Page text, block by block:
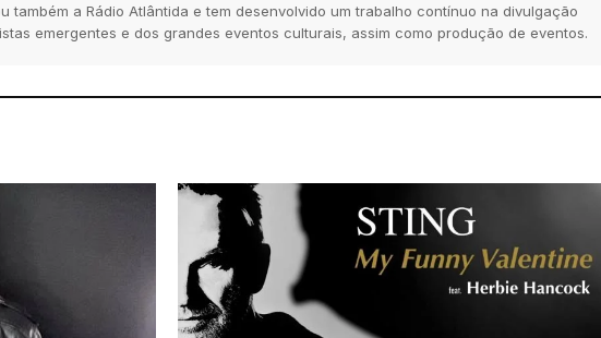
também a Rádio Atlântida e tem desenvolvido um trabalho contínuo na divulgação
emergentes e dos grandes eventos culturais, assim como produção de eventos.